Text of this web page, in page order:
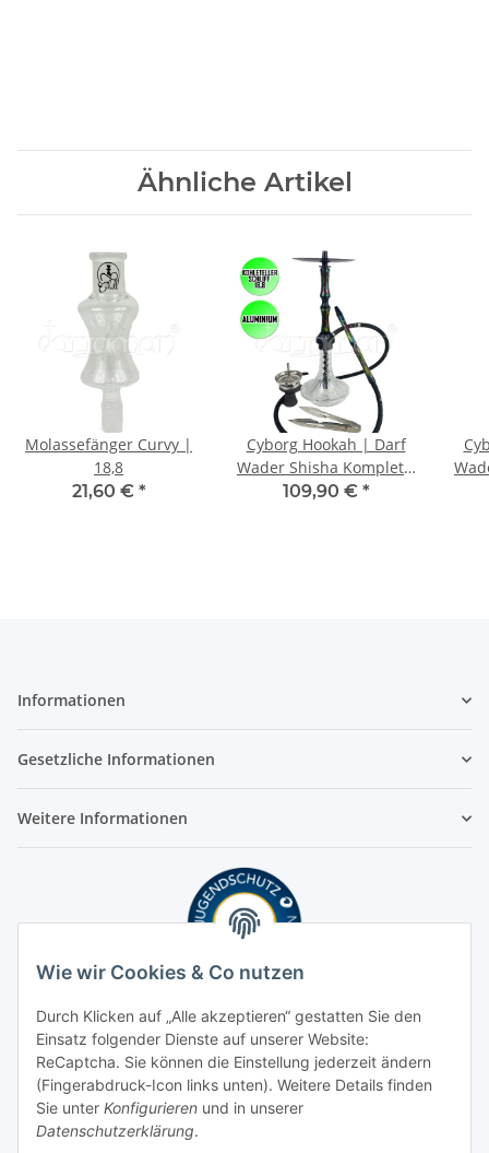
Ähnliche Artikel
Molassefänger Curvy |
18,8
21,60 € *
Cyborg Hookah | Darf
Wader Shisha Komplett-
Set | Schwarz / Grün
109,90 € *
Informationen
Gesetzliche Informationen
Weitere Informationen
Wie wir Cookies & Co nutzen
Durch Klicken auf „Alle akzeptieren“ gestatten Sie den
Einsatz folgender Dienste auf unserer Website:
ReCaptcha. Sie können die Einstellung jederzeit ändern
(Fingerabdruck-Icon links unten). Weitere Details finden
Sie unter Konfigurieren und in unserer
Datenschutzerklärung.